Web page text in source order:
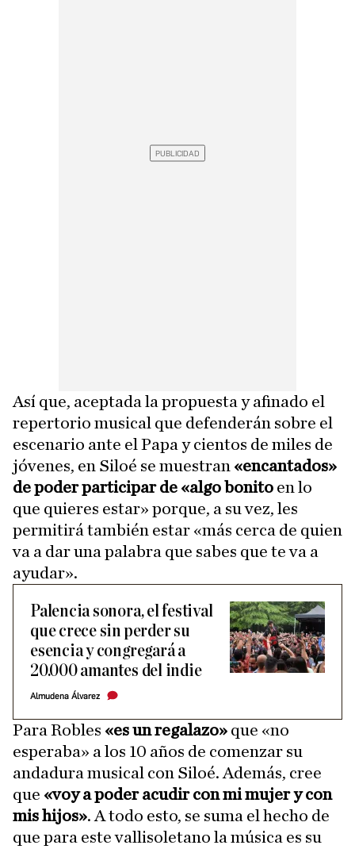
Así que, aceptada la propuesta y afinado el
repertorio musical que defenderán sobre el
escenario ante el Papa y cientos de miles de
jóvenes, en Siloé se muestran «encantados»
de poder participar de «algo bonito en lo
que quieres estar» porque, a su vez, les
permitirá también estar «más cerca de quien
va a dar una palabra que sabes que te va a
ayudar».
Palencia sonora, el festival
que crece sin perder su
esencia y congregará a
20.000 amantes del indie
Almudena Álvarez
Para Robles «es un regalazo» que «no
esperaba» a los 10 años de comenzar su
andadura musical con Siloé. Además, cree
que «voy a poder acudir con mi mujer y con
mis hijos». A todo esto, se suma el hecho de
que para este vallisoletano la música es su